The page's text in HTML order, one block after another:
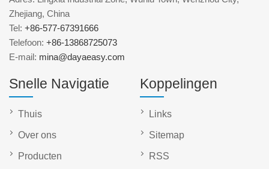
Zhejiang, China
Tel: +86-577-67391666
Telefoon: +86-13868725073
E-mail: mina@dayaeasy.com
Snelle Navigatie
Thuis
Over ons
Producten
Koppelingen
Links
Sitemap
RSS